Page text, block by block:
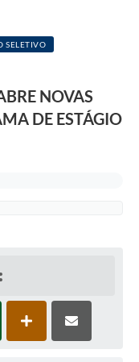
SELETIVO
NOVAS
DE ESTÁGIO